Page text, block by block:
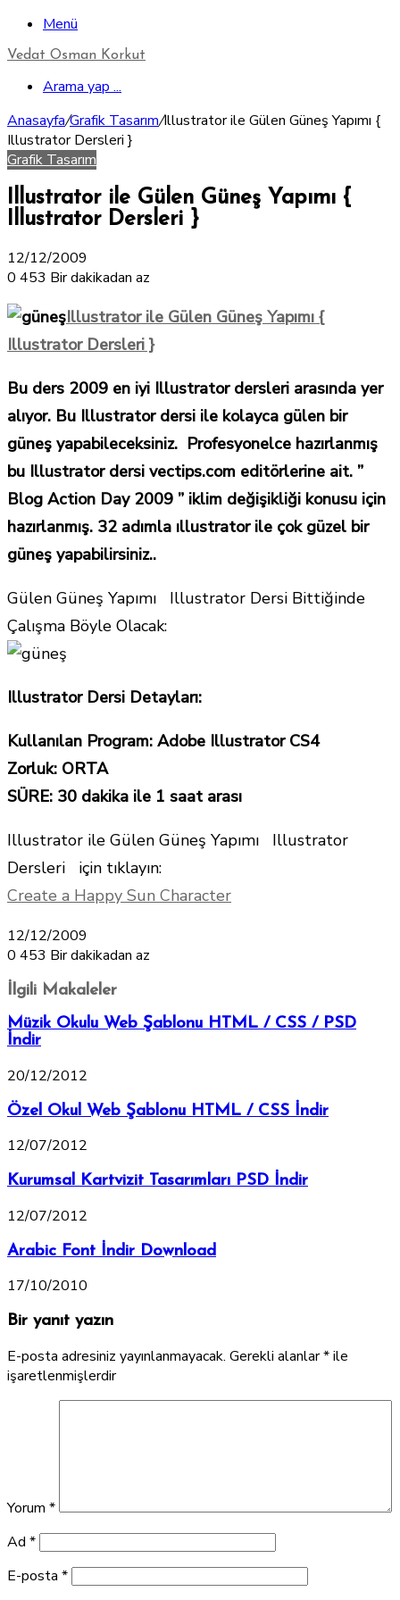
Menü
Vedat Osman Korkut
Arama yap ...
Anasayfa/Grafik Tasarım/Illustrator ile Gülen Güneş Yapımı {
Illustrator Dersleri }
Grafik Tasarım
Illustrator ile Gülen Güneş Yapımı {
Illustrator Dersleri }
12/12/2009
0 453 Bir dakikadan az
Illustrator ile Gülen Güneş Yapımı {
Illustrator Dersleri }
Bu ders 2009 en iyi Illustratordersleri arasında yer
alıyor. Bu Illustrator dersi ile kolayca gülen bir
güneş yapabileceksiniz. Profesyonelce hazırlanmış
bu Illustrator dersi vectips.com editörlerine ait. ”
Blog Action Day 2009 ” iklim değişikliği konusu için
hazırlanmış. 32 adımla ıllustrator ile çok güzel bir
güneş yapabilirsiniz..
Gülen Güneş Yapımı Illustrator Dersi Bittiğinde
Çalışma Böyle Olacak:
Illustrator Dersi Detayları:
Kullanılan Program: Adobe Illustrator CS4
Zorluk: ORTA
SÜRE: 30 dakika ile 1 saat arası
Illustrator ile Gülen Güneş Yapımı Illustrator
Dersleri için tıklayın:
Create a Happy Sun Character
12/12/2009
0 453 Bir dakikadan az
İlgili Makaleler
Müzik Okulu Web Şablonu HTML / CSS / PSD
İndir
20/12/2012
Özel Okul Web Şablonu HTML / CSS İndir
12/07/2012
Kurumsal Kartvizit Tasarımları PSD İndir
12/07/2012
Arabic Font İndir Download
17/10/2010
Bir yanıt yazın
E-posta adresiniz yayınlanmayacak. Gerekli alanlar*ile
işaretlenmişlerdir
Yorum *
Ad *
E-posta *